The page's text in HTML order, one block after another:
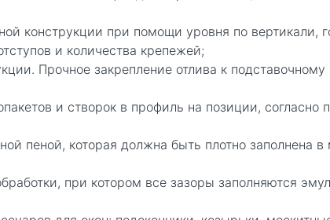
конструкции при помощи уровня по вертикали,
и количества крепежей;
Прочное закрепление отлива к
и створок в профиль на позиции, согласно
пеной, которая должна быть плотно заполнена
при котором все зазоры заполняются